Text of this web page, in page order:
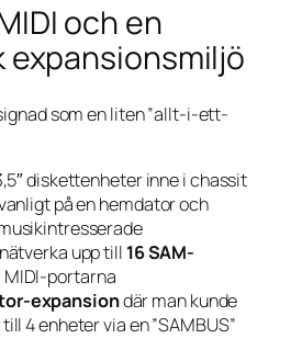
och en
expansionsmiljö
som en liten ”allt-i-ett-
diskettenheter inne i chassit
på en hem­dator och
upp till 16 SAM-
MIDI-portarna
expansiondär man kunde
4 enheter via en ”SAMBUS”